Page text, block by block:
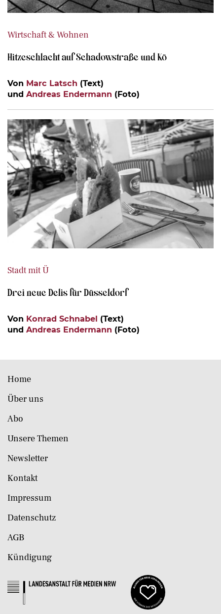
Wirtschaft & Wohnen
Hitzeschlacht auf Schadowstraße und Kö
Von Marc Latsch (Text)
und Andreas Endermann (Foto)
Stadt mit Ü
Drei neue Delis für Düsseldorf
Von Konrad Schnabel (Text)
und Andreas Endermann (Foto)
Home
Über uns
Abo
Unsere Themen
Newsletter
Kontakt
Impressum
Datenschutz
AGB
Kündigung